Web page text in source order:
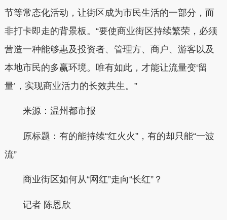
节等常态化活动，让街区成为市民生活的一部分，而
非打卡即走的背景板。“要使商业街区持续繁荣，必须
营造一种能够惠及投资者、管理方、商户、游客以及
本地市民的多赢环境。唯有如此，才能让流量变‘留
量’，实现商业活力的长效共生。”
来源：温州都市报
原标题：有的能持续“红火火”，有的却只能“一波
流”
商业街区如何从“网红”走向“长红”？
记者 陈恩欣